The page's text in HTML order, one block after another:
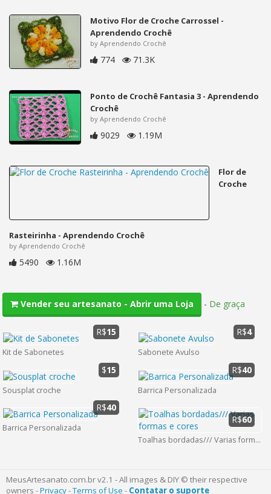
Motivo Flor de Croche Carrossel -
Aprendendo Crochê
by Aprendendo Crochê
774 71.3K
Ponto de Crochê Fantasia 3 - Aprendendo
Crochê
by Aprendendo Crochê
9029 1.19M
Flor de
Croche
Rasteirinha - Aprendendo Crochê
by Aprendendo Crochê
5490 1.16M
Vender seu artesanato - Abrir uma Loja - De graça
Kit de Sabonetes
R$15
Sabonete Avulso
R$4
Sousplat croche
$15
Barrica Personalizada
R$40
Barrica Personalizada
R$40
Toalhas bordadas/// Varias formas e cores
R$60
MeusArtesanato.com.br v2.1 - All images & DIY © their respective
owners -Privacy-Terms of Use - Contatar o suporte